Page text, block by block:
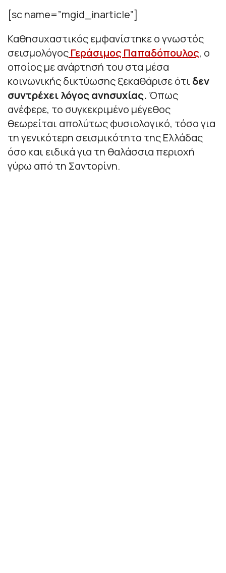
[sc name=”mgid_inarticle”]
Καθησυχαστικός εμφανίστηκε ο γνωστός
σεισμολόγοςΓεράσιμος Παπαδόπουλος, ο
οποίος με ανάρτησή του στα μέσα
κοινωνικής δικτύωσης ξεκαθάρισε ότι δεν
συντρέχει λόγος ανησυχίας. Όπως
ανέφερε, το συγκεκριμένο μέγεθος
θεωρείται απολύτως φυσιολογικό, τόσο για
τη γενικότερη σεισμικότητα της Ελλάδας
όσο και ειδικά για τη θαλάσσια περιοχή
γύρω από τη Σαντορίνη.